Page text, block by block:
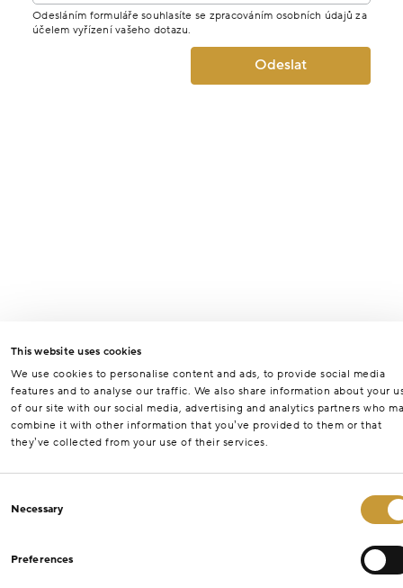
This website uses cookies
We use cookies to personalise content and ads, to provide social media
features and to analyse our traffic. We also share information about your
of our site with our social media, advertising and analytics partners who
combine it with other information that you’ve provided to them or that
they’ve collected from your use of their services.
Selection
Necessary
Preferences
Odesláním formuláře souhlasíte se zpracováním osobních údajů za
účelem vyřízení vašeho dotazu.
Odeslat